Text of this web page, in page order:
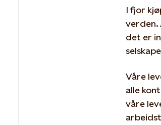
I fjor
verden.
det er
Våre
alle
våre